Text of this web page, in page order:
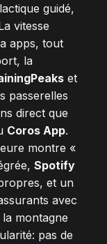
guidé,
vitesse
apps, tout
la
et
passerelles
direct que
Coros App.
montre «
Spotify
et un
avec
montagne
pas de